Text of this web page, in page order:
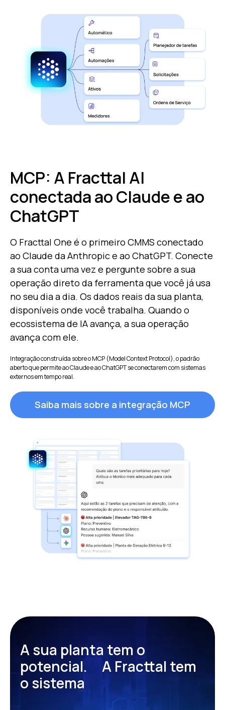
MCP: A Fracttal AI
conectada ao Claude e ao
ChatGPT
O Fracttal One é o primeiro CMMS conectado
ao Claude da Anthropic e ao ChatGPT. Conecte
a sua conta uma vez e pergunte sobre a sua
operação direto da ferramenta que você já usa
no seu dia a dia. Os dados reais da sua planta,
disponíveis onde você trabalha. Quando o
ecossistema de IA avança, a sua operação
avança com ele.
Integração construída sobre o MCP (Model Context Protocol), o padrão
aberto que permite ao Claude e ao ChatGPT se conectarem com sistemas
externos em tempo real.
Saiba mais sobre a integração MCP
A sua planta tem o
potencial.
A Fracttal tem
o sistema